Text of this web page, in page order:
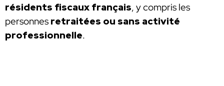
résidents fiscaux français, y compris les
personnes retraitées ou sans activité
professionnelle.